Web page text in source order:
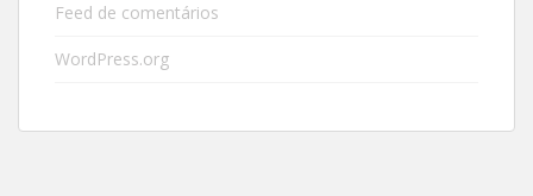
Feed de comentários
WordPress.org